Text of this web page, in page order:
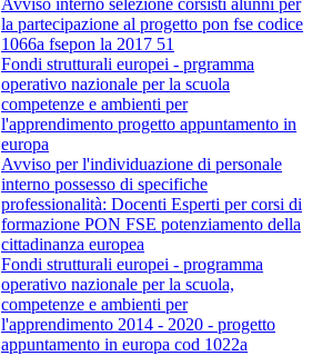
Avviso interno selezione corsisti alunni per
la partecipazione al progetto pon fse codice
1066a fsepon la 2017 51
Fondi strutturali europei - prgramma
operativo nazionale per la scuola
competenze e ambienti per
l'apprendimento progetto appuntamento in
europa
Avviso per l'individuazione di personale
interno possesso di specifiche
professionalità: Docenti Esperti per corsi di
formazione PON FSE potenziamento della
cittadinanza europea
Fondi strutturali europei - programma
operativo nazionale per la scuola,
competenze e ambienti per
l'apprendimento 2014 - 2020 - progetto
appuntamento in europa cod 1022a